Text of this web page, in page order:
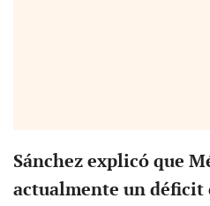
Sánchez explicó que
actualmente un déficit